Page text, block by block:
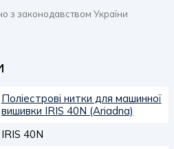
з законодавством України
Поліестрові нитки для машинної
вишивки IRIS 40N (Ariadna)
IRIS 40N